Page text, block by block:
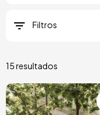
Filtros
15 resultados
Imagem